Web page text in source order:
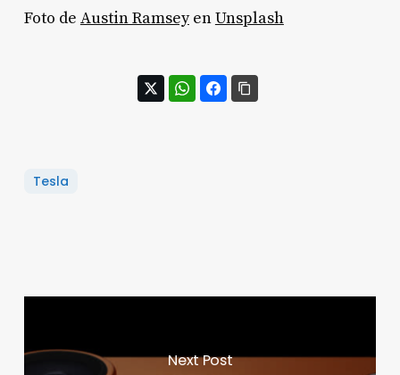
Foto de Austin RamseyenUnsplash
Tesla
Next Post